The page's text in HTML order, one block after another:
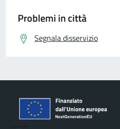
Problemi in città
Segnala disservizio